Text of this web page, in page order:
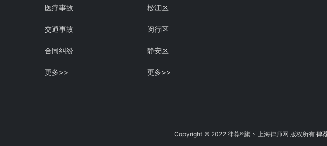
医疗事故
交通事故
合同纠纷
更多>>
松江区
闵行区
静安区
更多>>
Copyright © 2022 律荐®旗下 上海律师网 版权所有 律